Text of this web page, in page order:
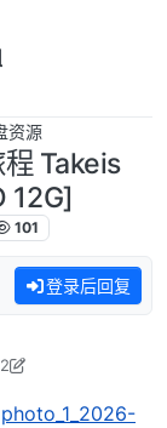
资源
Takeis
12G]
101
登录后回复
月21日 上午11:19
photo_1_2026-